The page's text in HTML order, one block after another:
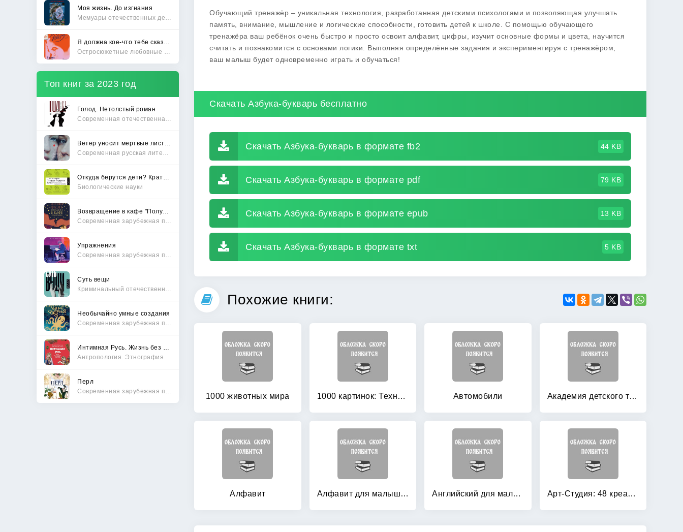
Моя жизнь. До изгнания
Топ книг за 2023 год
Голод. Нетолстый роман
Биологические науки
Упражнения
Суть вещи
Необычайно умные создания
Антропология. Этнография
Перл
Обучающий тренажёр – уникальная технология, разработанная детскими психологами и позволяющая улучшать
память, внимание, мышление и логические способности, готовить детей к школе. С помощью обучающего
тренажёра ваш ребёнок очень быстро и просто освоит алфавит, цифры, изучит основные формы и цвета, научится
считать и познакомится с основами логики. Выполняя определённые задания и экспериментируя с тренажёром,
ваш малыш будет одновременно играть и обучаться!
Скачать Азбука-букварь бесплатно
Скачать Азбука-букварь в формате fb2 44 KB
Скачать Азбука-букварь в формате pdf 79 KB
Скачать Азбука-букварь в формате epub 13 KB
Скачать Азбука-букварь в формате txt 5 KB
Похожие книги:
1000 животных мира 1000 картинок: Техника мира Автомобили Академия детского творчества
Алфавит Алфавит для малышей Английский для малышей Арт-Студия: 48 креативных находок